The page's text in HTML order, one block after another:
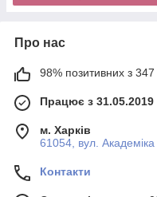
Про нас
98% позитивних з 347
Працює з 31.05.2019
м. Харків
61054, вул.
Контакти